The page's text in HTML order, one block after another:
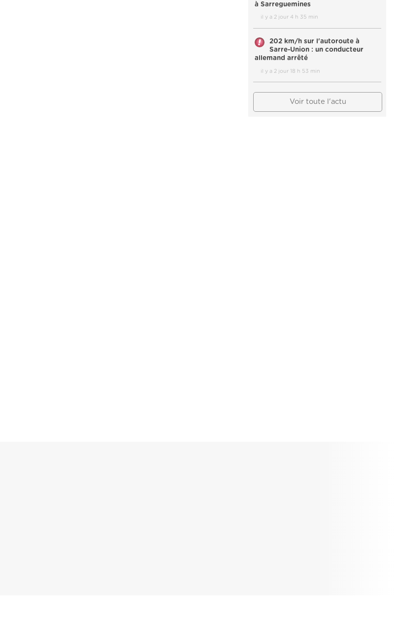
à Sarreguemines
il y a 2 jour 4 h 35 min
202 km/h sur l'autoroute à
Sarre-Union : un conducteur
allemand arrêté
il y a 2 jour 18 h 53 min
Voir toute l'actu